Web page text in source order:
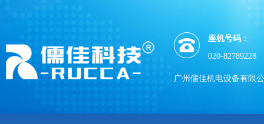
座机号码：
020-82789228
广州儒佳机电设备有限